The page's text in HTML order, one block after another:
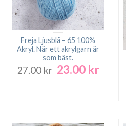
Freja Ljusblå – 65 100%
Akryl. När ett akrylgarn är
som bäst.
27.00kr Det
23.00 krDet